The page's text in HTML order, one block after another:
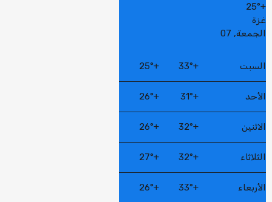
+
25°
غزة
الجمعة, 07
السبت +
33°
+
25°
الأحد +
31°
+
26°
الاثنين +
32°
+
26°
الثلاثاء +
32°
+
27°
الأربعاء +
33°
+
26°